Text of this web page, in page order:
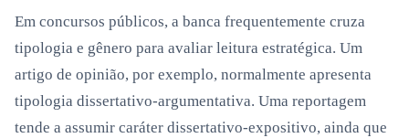
Em concursos públicos, a banca frequentemente cruza
tipologia e gênero para avaliar leitura estratégica. Um
artigo de opinião, por exemplo, normalmente apresenta
tipologia dissertativo-argumentativa. Uma reportagem
tende a assumir caráter dissertativo-expositivo, ainda que